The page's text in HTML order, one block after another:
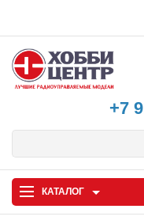
+7
КАТАЛОГ